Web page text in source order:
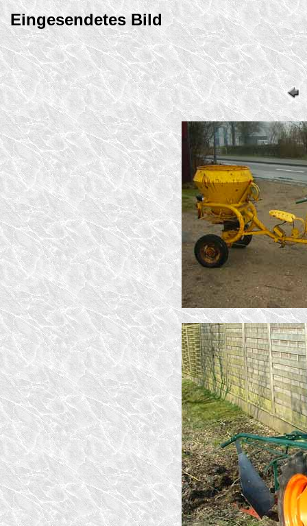
Eingesendetes Bild